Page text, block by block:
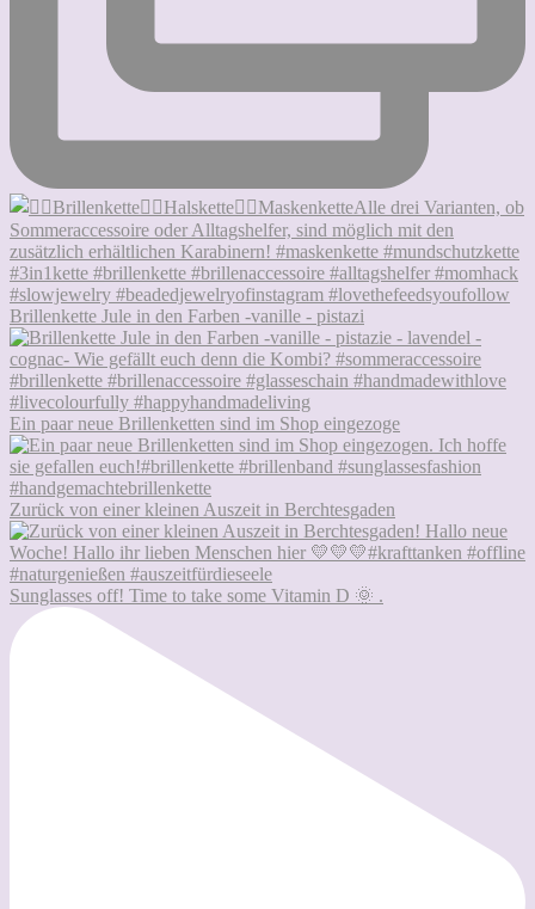
Brillenkette Jule in den Farben -vanille - pistazi
Ein paar neue Brillenketten sind im Shop eingezoge
Zurück von einer kleinen Auszeit in Berchtesgaden
Sunglasses off! Time to take some Vitamin D 🌞 .